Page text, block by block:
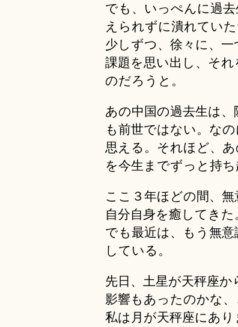
でも、いっぺんに過
えられずに潰れてい
少しずつ、徐々に、
課題を思い出し、そ
のだろうと。
あの中国の過去生は
も前世ではない。な
思える。それほど、
を今生までずっと持
ここ３年ほどの間、
自分自身を癒してきた
でも最近は、もう無
している。
先日、土星が天秤座
影響もあったのかな、
私は月が天秤座にあ